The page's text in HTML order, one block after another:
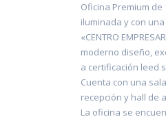
Oficina Premium
iluminada y con
«CENTRO
moderno diseño,
a certificación leed
Cuenta con una
recepción y hall de
La oficina se